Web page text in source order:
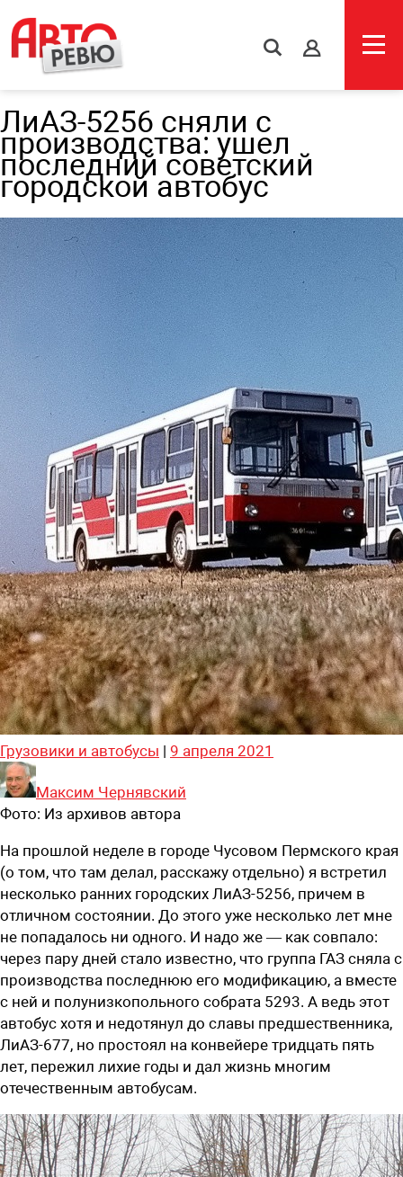
s
ЛиАЗ-5256 сняли с
производства: ушел
последний советский
городской автобус
Грузовики и автобусы | 9 апреля 2021
Максим Чернявский
Фото: Из архивов автора
На прошлой неделе в городе Чусовом Пермского края
(о том, что там делал, расскажу отдельно) я встретил
несколько ранних городских ЛиАЗ-5256, причем в
отличном состоянии. До этого уже несколько лет мне
не попадалось ни одного. И надо же — как совпало:
через пару дней стало известно, что группа ГАЗ сняла с
производства последнюю его модификацию, а вместе
с ней и полунизкопольного собрата 5293. А ведь этот
автобус хотя и недотянул до славы предшественника,
ЛиАЗ-677, но простоял на конвейере тридцать пять
лет, пережил лихие годы и дал жизнь многим
отечественным автобусам.